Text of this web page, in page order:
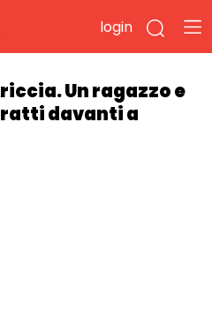
login
Un ragazzo e
davanti a